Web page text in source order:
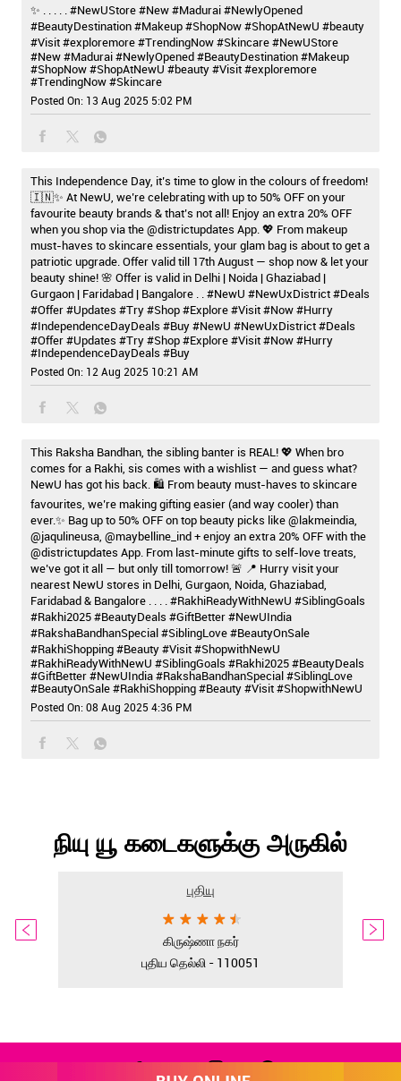
✨ . . . . . #NewUStore #New #Madurai #NewlyOpened
#BeautyDestination #Makeup #ShopNow #ShopAtNewU #beauty
#Visit #exploremore #TrendingNow #Skincare#NewUStore
#New#Madurai#NewlyOpened#BeautyDestination#Makeup
#ShopNow#ShopAtNewU #beauty#Visit#exploremore
#TrendingNow#Skincare
Posted On: 13 Aug 2025 5:02 PM
This Independence Day, it’s time to glow in the colours of freedom!
🇮🇳✨ At NewU, we’re celebrating with up to 50% OFF on your
favourite beauty brands & that’s not all! Enjoy an extra 20% OFF
when you shop via the @districtupdates App. 💖 From makeup
must-haves to skincare essentials, your glam bag is about to get a
patriotic upgrade. Offer valid till 17th August — shop now & let your
beauty shine! 🌸 Offer is valid in Delhi | Noida | Ghaziabad |
Gurgaon | Faridabad | Bangalore . . #NewU #NewUxDistrict #Deals
#Offer #Updates #Try #Shop #Explore #Visit #Now #Hurry
#IndependenceDayDeals #Buy#NewU #NewUxDistrict#Deals
#Offer#Updates #Try#Shop#Explore#Visit#Now#Hurry
#IndependenceDayDeals #Buy
Posted On: 12 Aug 2025 10:21 AM
This Raksha Bandhan, the sibling banter is REAL! 💖 When bro
comes for a Rakhi, sis comes with a wishlist — and guess what?
NewU has got his back. 🛍️ From beauty must-haves to skincare
favourites, we’re making gifting easier (and way cooler) than
ever.✨ Bag up to 50% OFF on top beauty picks like @lakmeindia,
@jaqulineusa, @maybelline_ind + enjoy an extra 20% OFF with the
@districtupdates App. From last-minute gifts to self-love treats,
we’ve got it all — but only till tomorrow! 🚨 📍 Hurry visit your
nearest NewU stores in Delhi, Gurgaon, Noida, Ghaziabad,
Faridabad & Bangalore . . . . #RakhiReadyWithNewU #SiblingGoals
#Rakhi2025 #BeautyDeals #GiftBetter #NewUIndia
#RakshaBandhanSpecial #SiblingLove #BeautyOnSale
#RakhiShopping #Beauty #Visit #ShopwithNewU
#RakhiReadyWithNewU #SiblingGoals #Rakhi2025#BeautyDeals
#GiftBetter#NewUIndia#RakshaBandhanSpecial#SiblingLove
#BeautyOnSale#RakhiShopping#Beauty#Visit#ShopwithNewU
Posted On: 08 Aug 2025 4:36 PM
நியு யூ கடைகளுக்கு அருகில்
புதியு
கிருஷ்ணா நகர்
புதிய தெல்லி - 110051